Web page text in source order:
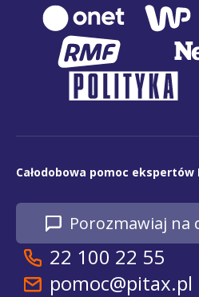
Całodobowa pomoc ekspertów
Porozmawiaj na
22 100 22 55
pomoc@pitax.pl